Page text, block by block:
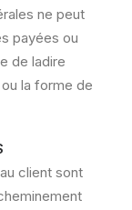
ne peut
payées ou
de ladire
la forme de
client sont